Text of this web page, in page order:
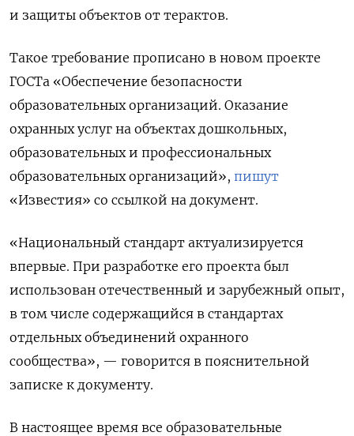
и защиты объектов от терактов.
Такое требование прописано в новом проекте
ГОСТа «Обеспечение безопасности
образовательных организаций. Оказание
охранных услуг на объектах дошкольных,
образовательных и профессиональных
образовательных организаций», пишут
«Известия» со ссылкой на документ.
«Национальный стандарт актуализируется
впервые. При разработке его проекта был
использован отечественный и зарубежный опыт,
в том числе содержащийся в стандартах
отдельных объединений охранного
сообщества», — говорится в пояснительной
записке к документу.
В настоящее время все образовательные